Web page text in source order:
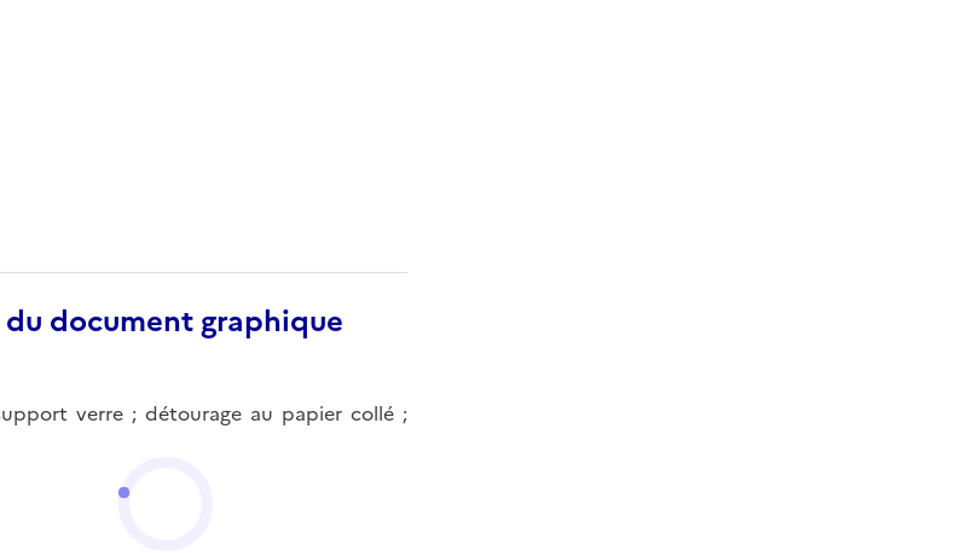
document graphique
verre ; détourage au papier collé ;